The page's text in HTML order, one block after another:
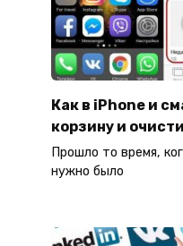
Как в iPhone и
корзину и
Прошло то время,
нужно было